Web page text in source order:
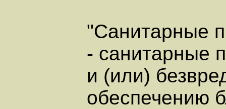
"Санитарные
- санитарные
и (или)
обеспечению